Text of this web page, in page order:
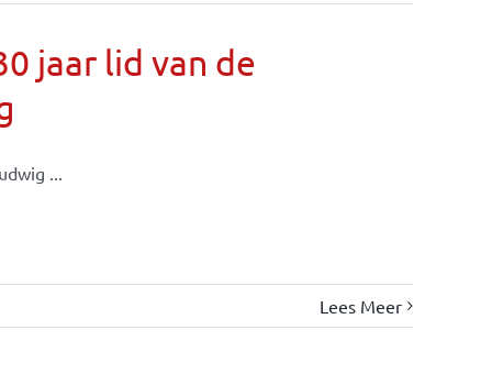
jaar lid van de
...
Lees Meer